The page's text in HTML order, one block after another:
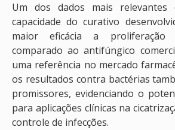
Um dos dados mais
capacidade do curativo
maior eficácia a proliferação
comparado ao antifúngico
uma referência no mercado
os resultados contra bactérias
promissores, evidenciando o
para aplicações clínicas na
controle de infecções.